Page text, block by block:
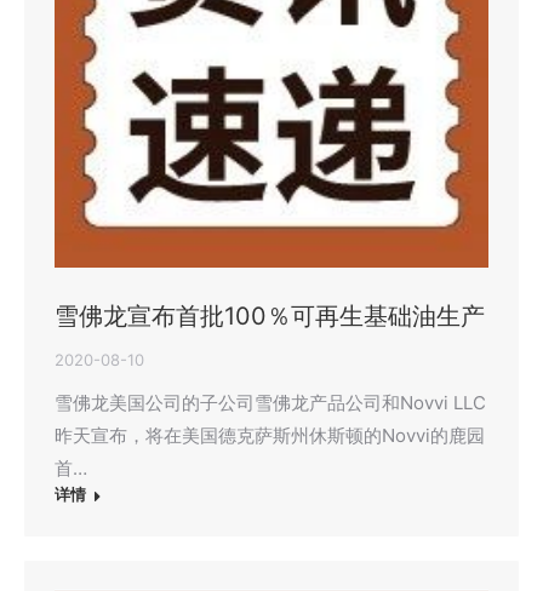
雪佛龙宣布首批100％可再生基础油生产
2020-08-10
雪佛龙美国公司的子公司雪佛龙产品公司和Novvi LLC
昨天宣布，将在美国德克萨斯州休斯顿的Novvi的鹿园
首…
详情